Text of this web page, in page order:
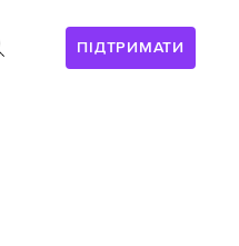
ПІДТРИМАТИ